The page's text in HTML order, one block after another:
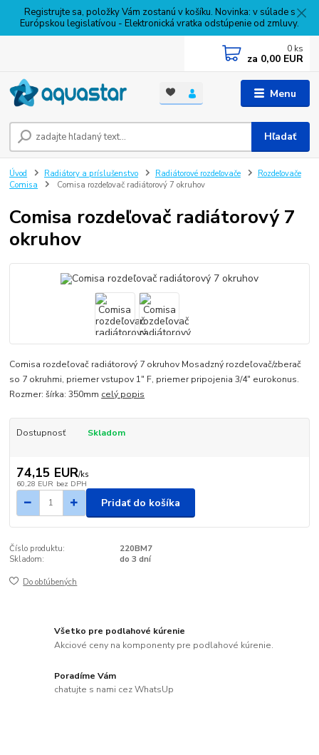
Registrujte sa, položky Vám zostanú v košíku. Novinka: v súlade s
Európskou legislatívou - Elektronická vratka odstúpenie od zmluvy.
Menu
Hľadať
0 ks
za 0,00 EUR
Úvod Radiátory a príslušenstvo Radiátorové rozdeľovače
Rozdeľovače
Comisa
Comisa rozdeľovač radiátorový 7 okruhov
Comisa rozdeľovač radiátorový 7
okruhov
Comisa rozdeľovač radiátorový 7 okruhov Mosadzný rozdeľovač/zberač
so 7 okruhmi, priemer vstupov 1" F, priemer pripojenia 3/4" eurokonus.
Rozmer: šírka: 350mm celý popis
Dostupnosť Skladom
74,15 EUR/ks
60,28 EUR bez DPH
Pridať do košíka
Číslo produktu:
220BM7
Skladom:
do 3 dní
Do obľúbených
Všetko pre podlahové kúrenie
Akciové ceny na komponenty pre podlahové kúrenie.
Poradíme Vám
chatujte s nami cez WhatsUp